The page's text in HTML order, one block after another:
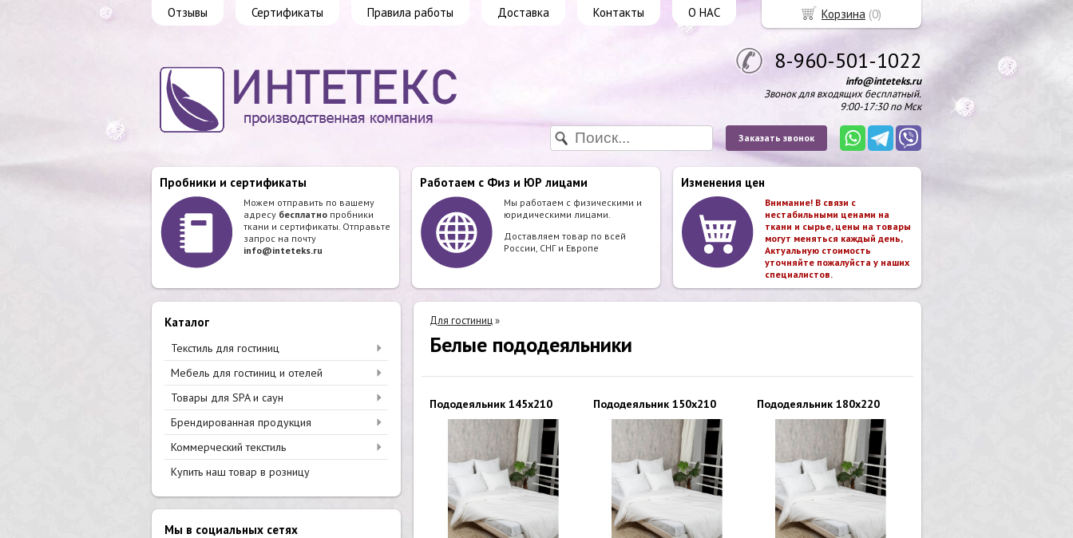
Отзывы Сертификаты Правила работы Доставка Контакты О НАС
8-960-501-1022
info@inteteks.ru
Звонок для входящих бесплатный.
9:00-17:30 по Мск
Заказать звонок
Пробники и сертификаты
Можем отправить по вашему
адресу бесплатно пробники
ткани и сертификаты. Отправьте
запрос на почту
info@inteteks.ru
Работаем с Физ и ЮР лицами
Мы работаем с физическими и
юридическими лицами.
Доставляем товар по всей
России, СНГ и Европе
Изменения цен
Внимание! В связи с
нестабильными ценами на
ткани и сырье, цены на товары
могут меняться каждый день,
Актуальную стоимость
уточняйте пожалуйста у наших
специалистов.
Каталог
Текстиль для гостиниц
Мебель для гостиниц и отелей
Товары для SPA и саун
Брендированная продукция
Коммерческий текстиль
Купить наш товар в розницу
Мы в социальных сетях
Для гостиниц»
Белые пододеяльники
Пододеяльник 145х210 Пододеяльник 150х210 Пододеяльник 180х220
Корзина (0)